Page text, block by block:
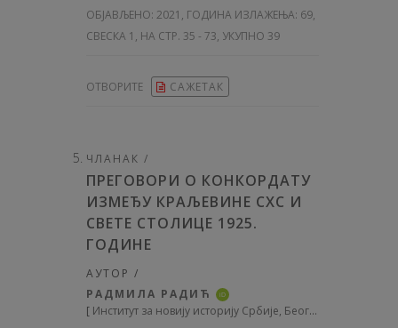
ОБЈАВЉЕНО: 2021, ГОДИНА ИЗЛАЖЕЊА: 69,
СВЕСКА 1, НА СТР. 35 - 73, УКУПНО 39
ОТВОРИТЕ САЖЕТАК
ЧЛАНАК /
ПРЕГОВОРИ О КОНКОРДАТУ
ИЗМЕЂУ КРАЉЕВИНЕ СХС И
СВЕТЕ СТОЛИЦЕ 1925.
ГОДИНЕ
АУТОР /
РАДМИЛА РАДИЋ
iD
[ Институт за новију историју Србије, Београд, Србија